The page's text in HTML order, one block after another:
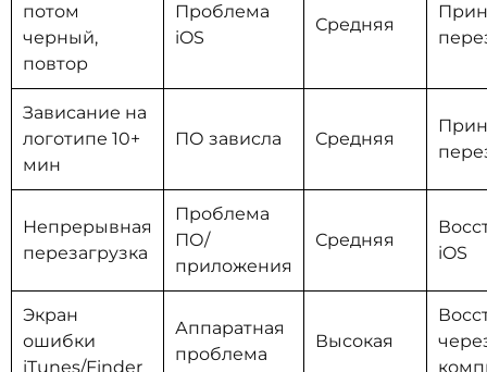
потом
черный,
повтор
Проблема
iOS
Средняя
Зависание на
логотипе 10+
мин
ПО зависла Средняя
Непрерывная
перезагрузка
Проблема
ПО/
приложения
Средняя
iOS
Экран
ошибки
iTunes/Finder
Аппаратная
проблема
Высокая